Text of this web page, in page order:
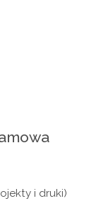
i druki)